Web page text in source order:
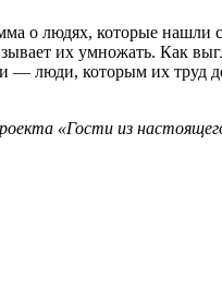
о людях, которые нашли
их умножать. Как
— люди, которым их труд
«Гости из